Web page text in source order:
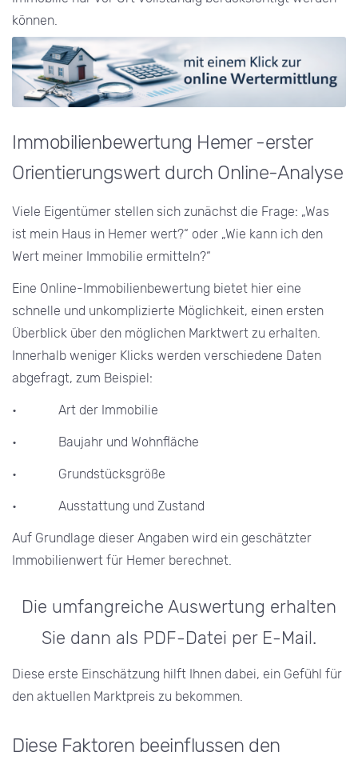
können.
Immobilienbewertung Hemer -erster
Orientierungswert durch Online-Analyse
Viele Eigentümer stellen sich zunächst die Frage: „Was
ist mein Haus in Hemer wert?“ oder „Wie kann ich den
Wert meiner Immobilie ermitteln?“
Eine Online-Immobilienbewertung bietet hier eine
schnelle und unkomplizierte Möglichkeit, einen ersten
Überblick über den möglichen Marktwert zu erhalten.
Innerhalb weniger Klicks werden verschiedene Daten
abgefragt, zum Beispiel:
• Art der Immobilie
• Baujahr und Wohnfläche
• Grundstücksgröße
• Ausstattung und Zustand
Auf Grundlage dieser Angaben wird ein geschätzter
Immobilienwert für Hemer berechnet.
Die umfangreiche Auswertung erhalten
Sie dann als PDF-Datei per E-Mail.
Diese erste Einschätzung hilft Ihnen dabei, ein Gefühl für
den aktuellen Marktpreis zu bekommen.
Diese Faktoren beeinflussen den